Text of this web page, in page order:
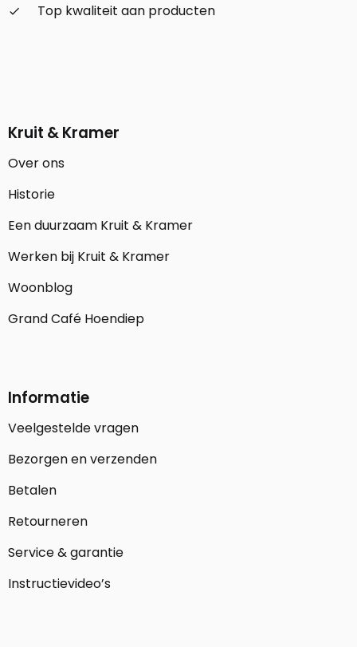
check_small
Top kwaliteit aan producten
Kruit & Kramer
Over ons
Historie
Een duurzaam Kruit & Kramer
Werken bij Kruit & Kramer
Woonblog
Grand Café Hoendiep
Informatie
Veelgestelde vragen
Bezorgen en verzenden
Betalen
Retourneren
Service & garantie
Instructievideo’s